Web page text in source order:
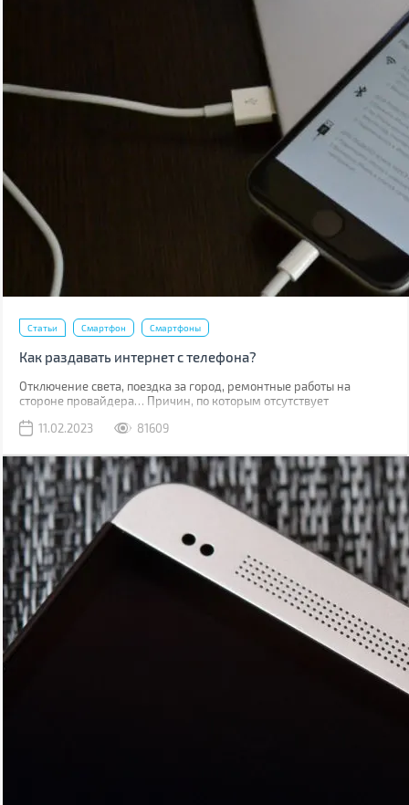
Статьи Смартфон Смартфоны
Как раздавать интернет с телефона?
Отключение света, поездка за город, ремонтные работы на
стороне провайдера… Причин, по которым отсутствует
может выручить мобильная сеть, конечно, если вы находитесь в
11.02.2023 81609